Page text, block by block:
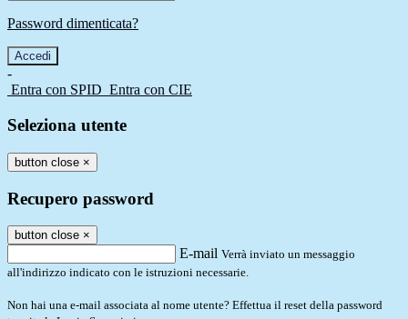
Password dimenticata?
-
Entra con SPID Entra con CIE
Seleziona utente
button close ×
Recupero password
button close ×
E-mail Verrà inviato un messaggio
all'indirizzo indicato con le istruzioni necessarie.
Non hai una e-mail associata al nome utente? Effettua il reset della password